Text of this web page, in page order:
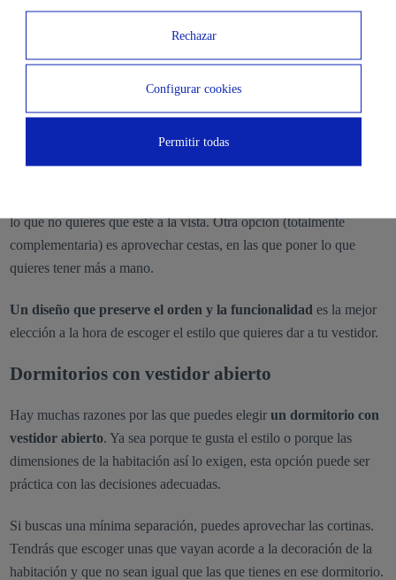
Diseño y almacenamiento eficiente
Al no tener mucho espacio,el orden en el almacenamiento de
ropa, zapatos y accesorios es la clave
lo que no quieres que esté a la vista. Otra opción (totalmente
complementaria) es aprovechar cestas, en las que poner lo que
quieres tener más a mano.
Un diseño que preserve el orden y la funcionalidad es la mejor
elección a la hora de escoger el estilo que quieres dar a tu vestidor.
Dormitorios con vestidor abierto
Hay muchas razones por las que puedes elegir un dormitorio con
vestidor abierto. Ya sea porque te gusta el estilo o porque las
dimensiones de la habitación así lo exigen, esta opción puede ser
práctica con las decisiones adecuadas.
Si buscas una mínima separación, puedes aprovechar las cortinas.
Tendrás que escoger unas que vayan acorde a la decoración de la
habitación y que no sean igual que las que tienes en ese dormitorio.
Rechazar
Configurar cookies
Permitir todas